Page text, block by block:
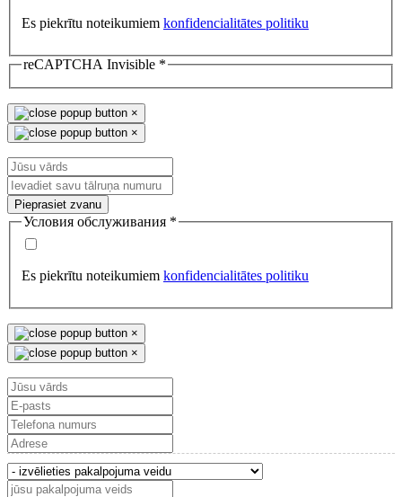
Es piekrītu noteikumiem konfidencialitātes politiku
reCAPTCHA Invisible *
×
×
Pieprasiet zvanu
Условия обслуживания *
Es piekrītu noteikumiem konfidencialitātes politiku
×
×